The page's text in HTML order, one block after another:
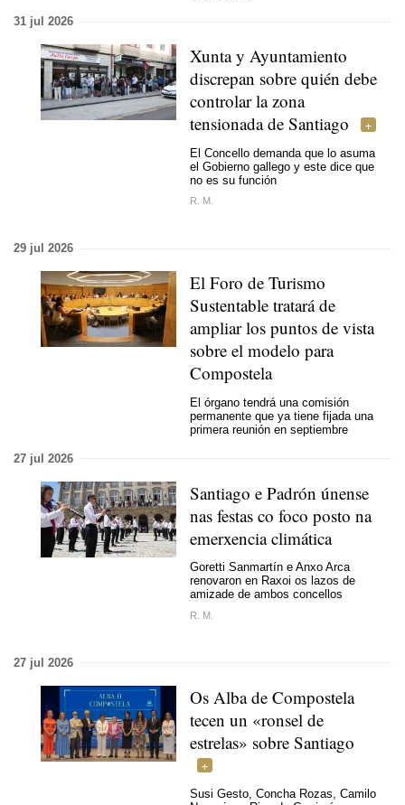
31 jul 2026
Xunta y Ayuntamiento
discrepan sobre quién debe
controlar la zona
tensionada de Santiago
El Concello demanda que lo asuma
el Gobierno gallego y este dice que
no es su función
R. M.
29 jul 2026
El Foro de Turismo
Sustentable tratará de
ampliar los puntos de vista
sobre el modelo para
Compostela
El órgano tendrá una comisión
permanente que ya tiene fijada una
primera reunión en septiembre
27 jul 2026
Santiago e Padrón únense
nas festas co foco posto na
emerxencia climática
Goretti Sanmartín e Anxo Arca
renovaron en Raxoi os lazos de
amizade de ambos concellos
R. M.
27 jul 2026
Os Alba de Compostela
tecen un «ronsel de
estrelas» sobre Santiago
Susi Gesto, Concha Rozas, Camilo